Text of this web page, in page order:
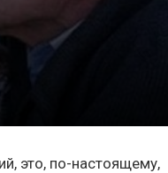
это, по-настоящему,